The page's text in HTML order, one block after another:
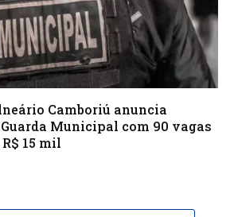
Camboriú anuncia
Municipal com 90 vagas
15 mil